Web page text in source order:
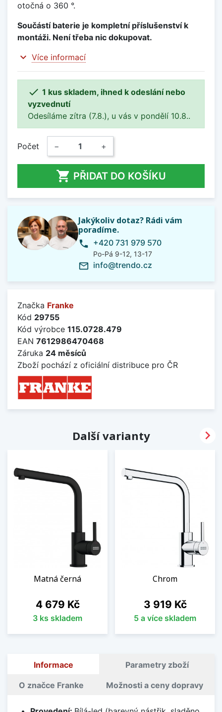
otočná o 360 °.
Součástí baterie je kompletní příslušenství k
montáži. Není třeba nic dokupovat.
expand_more Více informací
 1 kus skladem, ihned k odeslání nebo
vyzvednutí
Odesíláme zítra (7.8.), u vás v pondělí 10.8..
Počet − +
 PŘIDAT DO KOŠÍKU
Jakýkoliv dotaz? Rádi vám
poradíme.
phone +420 731 979 570
Po-Pá 9-12, 13-17
mail_outline info@trendo.cz
Značka Franke
Kód 29755
Kód výrobce 115.0728.479
EAN 7612986470468
Záruka 24 měsíců
Zboží pochází z oficiální distribuce pro ČR
Další varianty
Matná černá
Cena
4 679 Kč
3 ks skladem
Chrom
Cena
3 919 Kč
5 a více skladem

Informace Parametry zboží
O značce Franke Možnosti a ceny dopravy